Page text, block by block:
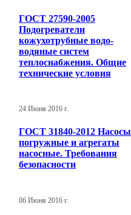
ГОСТ 27590-2005
Подогреватели
кожухотрубные водо-
водяные систем
теплоснабжения. Общие
технические условия
24 Июня 2016 г.
ГОСТ 31840-2012 Насосы
погружные и агрегаты
насосные. Требования
безопасности
06 Июня 2016 г.